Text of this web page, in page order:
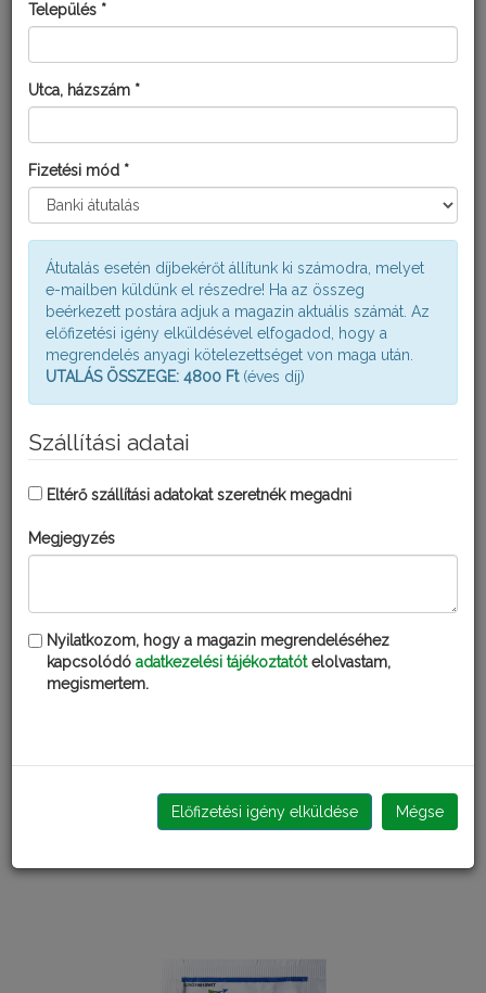
SIGNUM WG
ARMETIL C
Település *
Utca, házszám *
Fizetési mód *
Átutalás esetén díjbekérőt állítunk ki számodra, melyet
e-mailben küldünk el részedre! Ha az összeg
beérkezett postára adjuk a magazin aktuális számát. Az
előfizetési igény elküldésével elfogadod, hogy a
megrendelés anyagi kötelezettséget von maga után.
UTALÁS ÖSSZEGE: 4800 Ft (éves díj)
Szállítási adatai
Eltérő szállítási adatokat szeretnék megadni
Megjegyzés
Nyilatkozom, hogy a magazin megrendeléséhez
kapcsolódó adatkezelési tájékoztatótelolvastam,
megismertem.
Előfizetési igény elküldése Mégse